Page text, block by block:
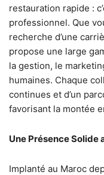
restauration rapide :
professionnel. Que
recherche d’une
propose une large
la gestion, le
humaines. Chaque
continues et d’un
favorisant la montée
Une Présence Solide
Implanté au Maroc